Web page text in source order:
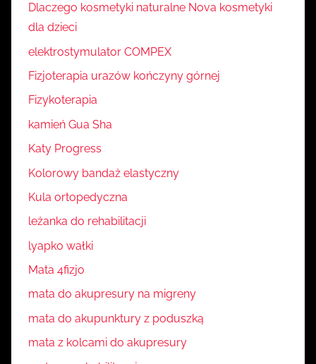
Dlaczego kosmetyki naturalne Nova kosmetyki
dla dzieci
elektrostymulator COMPEX
Fizjoterapia urazów kończyny górnej
Fizykoterapia
kamień Gua Sha
Katy Progress
Kolorowy bandaż elastyczny
Kula ortopedyczna
leżanka do rehabilitacji
lyapko wałki
Mata 4fizjo
mata do akupresury na migreny
mata do akupunktury z poduszką
mata z kolcami do akupresury